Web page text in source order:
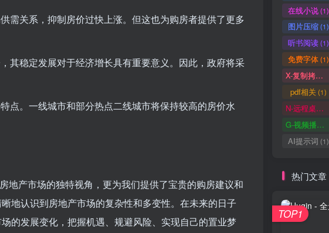
需关系，抑制房价过快上涨。但这也为购房者提供了更多
其稳定发展对于经济增长具有重要意义。因此，政府将采
点。一线城市和部分热点二线城市将保持较高的房价水
地产市场的独特视角，更为我们提供了宝贵的购房建议和
地认识到房地产市场的复杂性和多变性。在未来的日子
的发展变化，把握机遇、规避风险、实现自己的置业梦
在线小说(1)
图片压缩(1)
听书阅读(1)
免费字体(1)
X-复制拷贝
pdf相关(1)
N-远程桌面
G-视频播放
AI提示词 (1)
热门文章
TOP1